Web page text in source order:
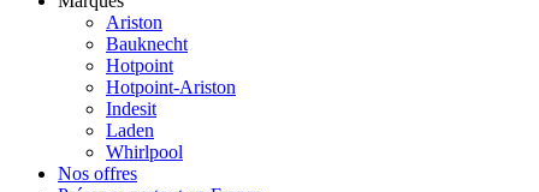
Ariston
Bauknecht
Hotpoint
Hotpoint-Ariston
Indesit
Laden
Whirlpool
Nos offres